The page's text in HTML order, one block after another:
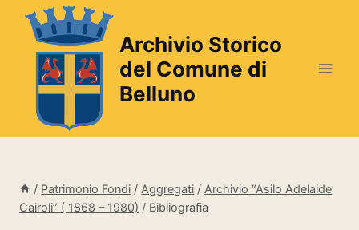
Salta
contenuto
Archivio Storico
del Comune di
Belluno
/ Patrimonio Fondi / Aggregati / Archivio “Asilo Adelaide
Cairoli” ( 1868 – 1980) / Bibliografia